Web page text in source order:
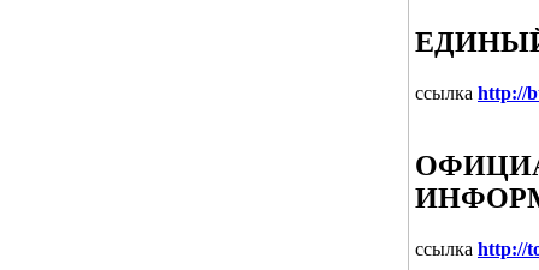
ссылка http://
ссылка http://